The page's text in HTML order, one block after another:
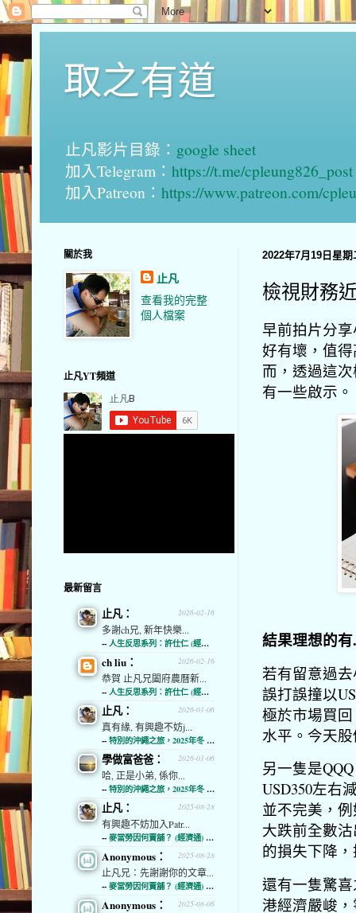
取之有道
止凡影片目錄： google sheet
加入Telegram： https://t.me/cpleung826_post
加入Patreon： https://www.patreon.com/
2022年7月19日星期
檢視財務
早前拍片分
好有壞，值
而，透過這
有一些啟示。
結果理想的
若有留意過
誤打誤撞以
極於市場買
水平。今天
另一隻是
USD350左右
並不完美，
大跌前全數
的損失下降
還有一隻驚
港經濟嚴峻
關於我
止凡
查看我的完整
個人檔案
止凡YT頻道
最新留言
2026-02-16
止凡：
多謝ch兄, 新年快樂...
-- 人生反思系列：許仕仁 (經濟通)
2026-02-16
ch liu：
恭賀 止凡兄闔府農曆新...
-- 人生反思系列：許仕仁 (經濟通)
2026-01-06
止凡：
真有緣, 有興趣不妨j...
-- 特別的沖繩之旅，2025年冬 (經濟通)
2026-01-06
學做富爸爸：
哈, 正是小弟, 係你...
-- 特別的沖繩之旅，2025年冬 (經濟通)
2025-08-28
止凡：
有興趣不妨加入Patr...
-- 麥當勞因何賣舖？ (經濟通) (略)
2025-08-28
Anonymous：
止凡兄：先謝謝你的文章...
-- 麥當勞因何賣舖？ (經濟通) (略)
2025-08-06
Anonymous：